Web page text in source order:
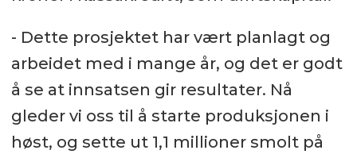
- Dette prosjektet har vært planlagt og
arbeidet med i mange år, og det er godt
å se at innsatsen gir resultater. Nå
gleder vi oss til å starte produksjonen i
høst, og sette ut 1,1 millioner smolt på